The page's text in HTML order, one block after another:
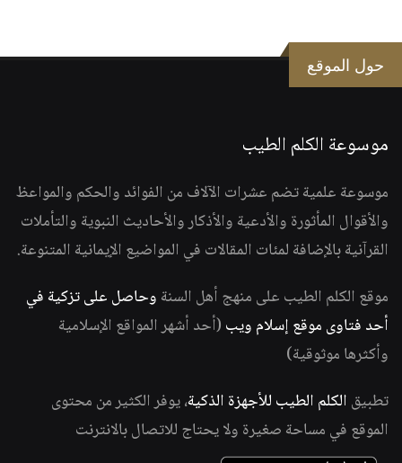
حول الموقع
موسوعة الكلم الطيب
موسوعة علمية تضم عشرات الآلاف من الفوائد والحكم والمواعظ
والأقوال المأثورة والأدعية والأذكار والأحاديث النبوية والتأملات
القرآنية بالإضافة لمئات المقالات في المواضيع الإيمانية المتنوعة.
موقع الكلم الطيب على منهج أهل السنة وحاصل على تزكية في
أحد فتاوى موقع إسلام ويب (أحد أشهر المواقع الإسلامية
وأكثرها موثوقية)
تطبيق الكلم الطيب للأجهزة الذكية، يوفر الكثير من محتوى
الموقع في مساحة صغيرة ولا يحتاج للاتصال بالانترنت